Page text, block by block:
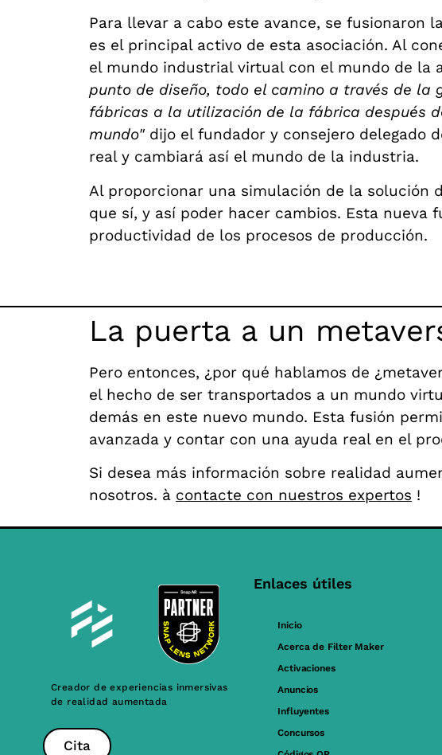
Para llevar a cabo este avance, se fusionaron
es el principal activo de esta asociación. Al
el mundo industrial virtual con el mundo de la
punto de diseño, todo el camino a través de
fábricas a la utilización de la fábrica después
mundo" dijo el fundador y consejero delegado
real y cambiará así el mundo de la industria.
Al proporcionar una simulación de la solución
que sí, y así poder hacer cambios. Esta nueva
productividad de los procesos de producción.
La puerta a un
Pero entonces, ¿por qué hablamos de
el hecho de ser transportados a un mundo
demás en este nuevo mundo. Esta fusión
avanzada y contar con una ayuda real en el
Si desea más información sobre realidad
nosotros. à contacte con nuestros expertos !
Creador de experiencias inmersivas
de realidad aumentada
Cita
Enlaces útiles
Inicio
Acerca de Filter Maker
Activaciones
Anuncios
Influyentes
Concursos